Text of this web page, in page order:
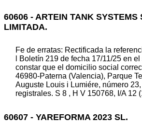
60606 - ARTEIN TANK SYSTEMS
LIMITADA.
Fe de erratas: Rectificada la
l Boletín 219 de fecha 17/11/25 en
constar que el domicilio social
46980-Paterna (Valencia), Parque
Auguste Louis i Lumiére, número
registrales. S 8 , H V 150768, I/A 12
60607 - YAREFORMA 2023 SL.